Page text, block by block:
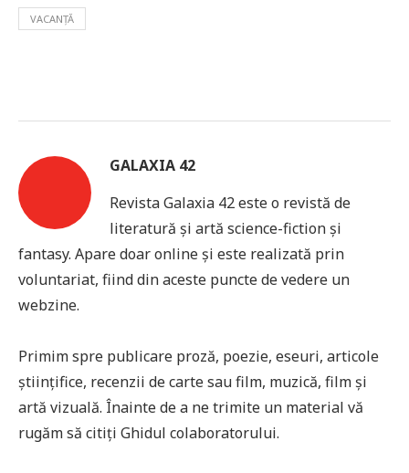
VACANȚĂ
GALAXIA 42
Revista Galaxia 42 este o revistă de
literatură și artă science-fiction și
fantasy. Apare doar online și este realizată prin
voluntariat, fiind din aceste puncte de vedere un
webzine.
Primim spre publicare proză, poezie, eseuri, articole
științifice, recenzii de carte sau film, muzică, film și
artă vizuală. Înainte de a ne trimite un material vă
rugăm să citiți Ghidul colaboratorului.